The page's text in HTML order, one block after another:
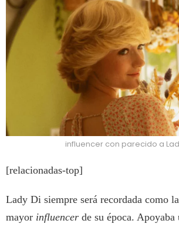
influencer con parecido a
[relacionadas-top]
Lady Di siempre será recordada como la
mayor influencer de su época.